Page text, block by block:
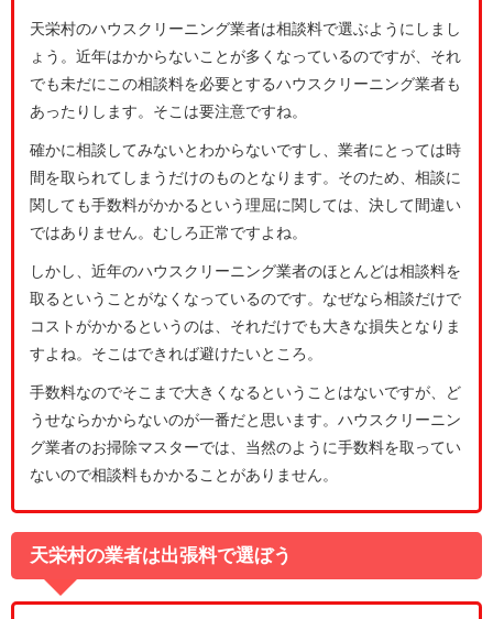
天栄村のハウスクリーニング業者は相談料で選ぶようにしまし
ょう。近年はかからないことが多くなっているのですが、それ
でも未だにこの相談料を必要とするハウスクリーニング業者も
あったりします。そこは要注意ですね。
確かに相談してみないとわからないですし、業者にとっては時
間を取られてしまうだけのものとなります。そのため、相談に
関しても手数料がかかるという理屈に関しては、決して間違い
ではありません。むしろ正常ですよね。
しかし、近年のハウスクリーニング業者のほとんどは相談料を
取るということがなくなっているのです。なぜなら相談だけで
コストがかかるというのは、それだけでも大きな損失となりま
すよね。そこはできれば避けたいところ。
手数料なのでそこまで大きくなるということはないですが、ど
うせならかからないのが一番だと思います。ハウスクリーニン
グ業者のお掃除マスターでは、当然のように手数料を取ってい
ないので相談料もかかることがありません。
天栄村の業者は出張料で選ぼう